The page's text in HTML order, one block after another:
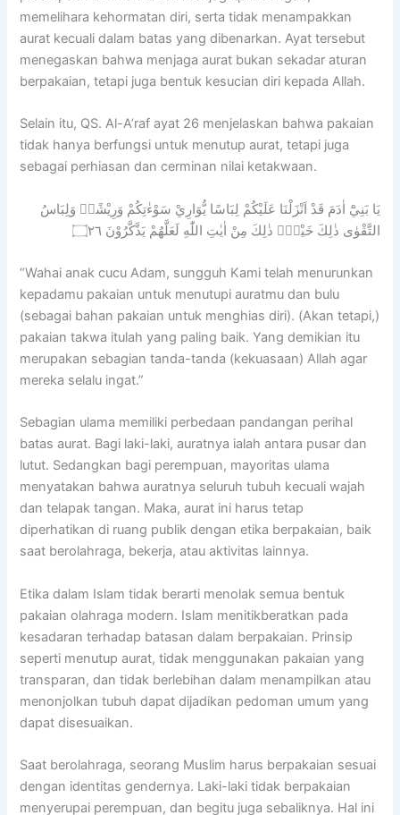
memelihara kehormatan diri, serta tidak menampakkan
aurat kecuali dalam batas yang dibenarkan. Ayat tersebut
menegaskan bahwa menjaga aurat bukan sekadar aturan
berpakaian, tetapi juga bentuk kesucian diri kepada Allah.
Selain itu, QS. Al-A’raf ayat 26 menjelaskan bahwa pakaian
tidak hanya berfungsi untuk menutup aurat, tetapi juga
sebagai perhiasan dan cerminan nilai ketakwaan.
يَا بَنِيْٓ اٰدَمَ قَدْ اَنْزَلْنَا عَلَيْكُمْ لِبَاسًا يُّوَارِيْ سَوْءٰتِكُمْ وَرِيْشًاۗ وَلِبَاسُ
التَّقْوٰى ذٰلِكَ خَيْرٌۗ ذٰلِكَ مِنْ اٰيٰتِ اللّٰهِ لَعَلَّهُمْ يَذَّكَّرُوْنَ ۝٢٦
“Wahai anak cucu Adam, sungguh Kami telah menurunkan
kepadamu pakaian untuk menutupi auratmu dan bulu
(sebagai bahan pakaian untuk menghias diri). (Akan tetapi,)
pakaian takwa itulah yang paling baik. Yang demikian itu
merupakan sebagian tanda-tanda (kekuasaan) Allah agar
mereka selalu ingat.”
Sebagian ulama memiliki perbedaan pandangan perihal
batas aurat. Bagi laki-laki, auratnya ialah antara pusar dan
lutut. Sedangkan bagi perempuan, mayoritas ulama
menyatakan bahwa auratnya seluruh tubuh kecuali wajah
dan telapak tangan. Maka, aurat ini harus tetap
diperhatikan di ruang publik dengan etika berpakaian, baik
saat berolahraga, bekerja, atau aktivitas lainnya.
Etika dalam Islam tidak berarti menolak semua bentuk
pakaian olahraga modern. Islam menitikberatkan pada
kesadaran terhadap batasan dalam berpakaian. Prinsip
seperti menutup aurat, tidak menggunakan pakaian yang
transparan, dan tidak berlebihan dalam menampilkan atau
menonjolkan tubuh dapat dijadikan pedoman umum yang
dapat disesuaikan.
Saat berolahraga, seorang Muslim harus berpakaian sesuai
dengan identitas gendernya. Laki-laki tidak berpakaian
menyerupai perempuan, dan begitu juga sebaliknya. Hal ini